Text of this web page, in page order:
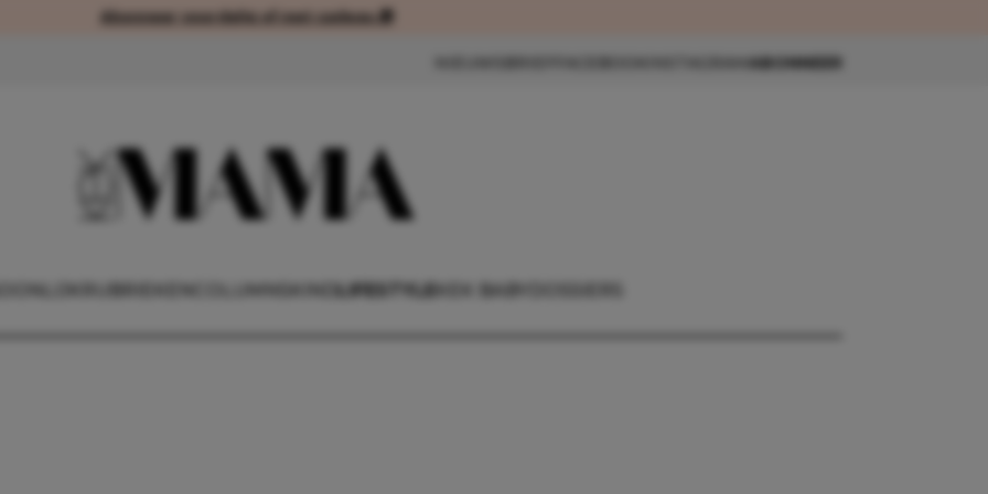
Abonneer voordelig of met cadeau 🎁Abonneer voordelig of met cadeau 🎁
ABONNEER